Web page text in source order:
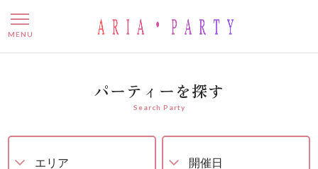
婚活パーティー – 名古屋で婚
MENU
パーティーを探す
Search Party